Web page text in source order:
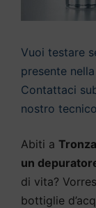
Vuoi testare
presente
Contattaci
nostro
Abiti a
un
di vita?
bottiglie